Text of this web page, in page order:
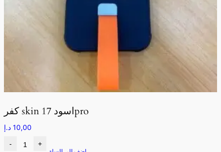
كفر skin اسود 17pro
10,00 د.إ
- +